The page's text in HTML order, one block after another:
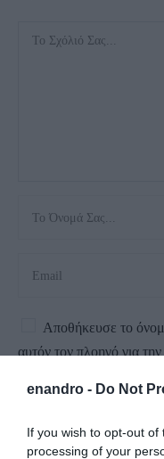
enandro - Do Not
If you wish to opt-out
processing of your
Αποθήκευσε το
αυτόν τον πλοηγό για